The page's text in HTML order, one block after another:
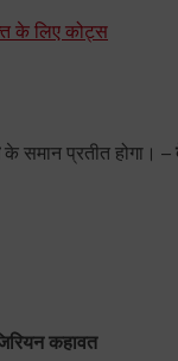
के लिए कोट्स
के समान प्रतीत होगा। –
कहावत